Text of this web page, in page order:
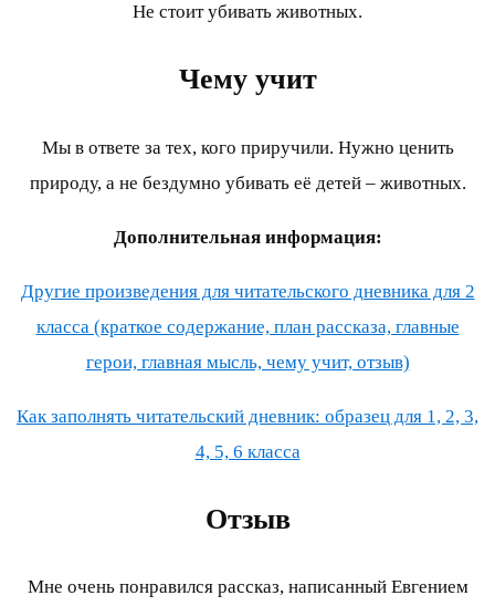
Не стоит убивать животных.
Чему учит
Мы в ответе за тех, кого приручили. Нужно ценить
природу, а не бездумно убивать её детей – животных.
Дополнительная информация:
Другие произведения для читательского дневника для 2
класса (краткое содержание, план рассказа, главные
герои, главная мысль, чему учит, отзыв)
Как заполнять читательский дневник: образец для 1, 2, 3,
4, 5, 6 класса
Отзыв
Мне очень понравился рассказ, написанный Евгением